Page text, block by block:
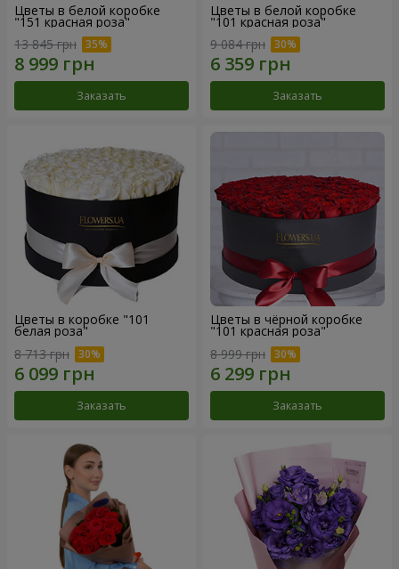
Цветы в белой коробке
"151 красная роза"
13 845 грн
Заказать
Цветы в белой коробке
"101 красная роза"
9 084 грн
Заказать
Цветы в коробке "101
белая роза"
8 713 грн
Заказать
Цветы в чёрной коробке
"101 красная роза"
8 999 грн
Заказать